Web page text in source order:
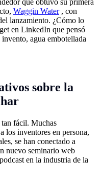
Waggin Water, con
lanzamiento. ¿Cómo lo
en LinkedIn que pensó
agua embotellada
sobre la
tan fácil. Muchas
los inventores en persona,
se han conectado a
nuevo seminario web
en la industria de la